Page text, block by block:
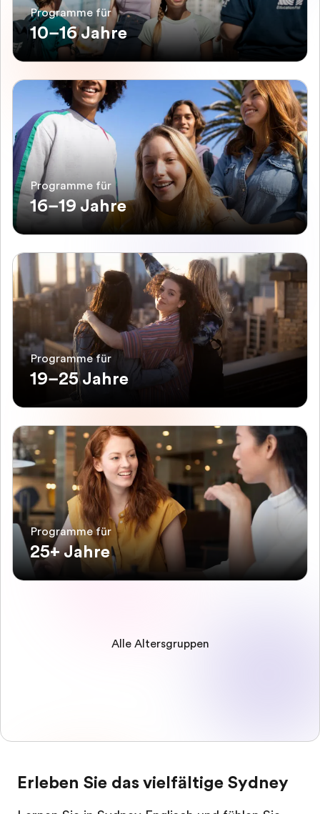
Programme für
10–16 Jahre
Programme für
16–19 Jahre
Programme für
19–25 Jahre
Programme für
25+ Jahre
Alle Altersgruppen
Erleben Sie das vielfältige Sydney